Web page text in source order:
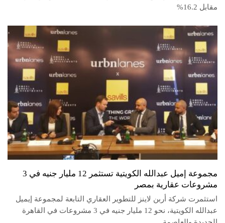
مقابل 16.2%
مجموعة إميل عبدالله الكويتية تستثمر 12 مليار جنيه في 3
مشروعات عقارية بمصر
استثمرت شركة أربن لاينز للتطوير العقاري التابعة لمجموعة إيميل
عبدالله الكويتية، نحو 12 مليار جنيه في 3 مشروعات في القاهرة